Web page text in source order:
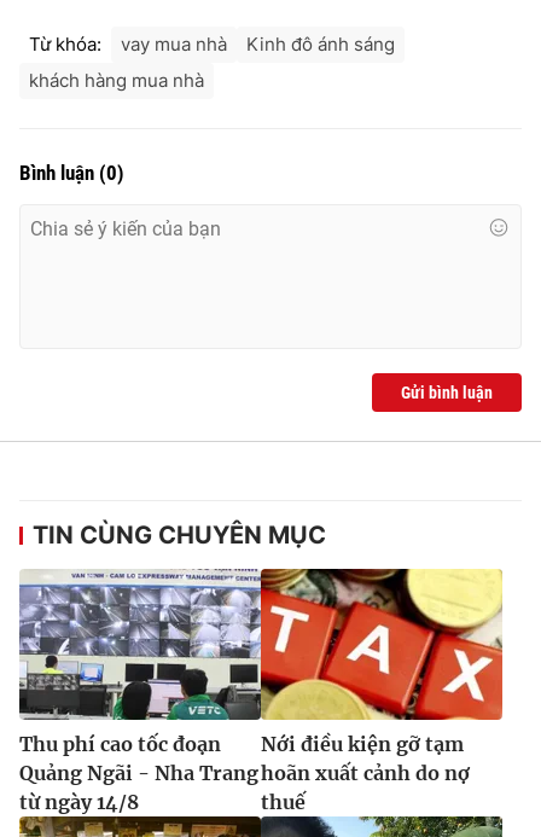
Từ khóa: vay mua nhà
Kinh đô ánh sáng
khách hàng mua nhà
Bình luận (0)
Gửi bình luận
TIN CÙNG CHUYÊN MỤC
Thu phí cao tốc đoạn
Quảng Ngãi - Nha Trang
từ ngày 14/8
Nới điều kiện gỡ tạm
hoãn xuất cảnh do nợ
thuế